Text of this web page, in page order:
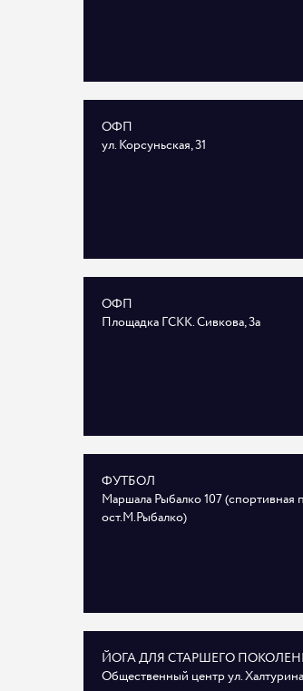
ОФП
ул. Корсуньская, 31
ОФП
Площадка ГСКК. Сивкова, 3а
ФУТБОЛ
Маршала Рыбалко 107 (спортивная
ост.М.Рыбалко)
ЙОГА ДЛЯ СТАРШЕГО
Общественный центр ул.